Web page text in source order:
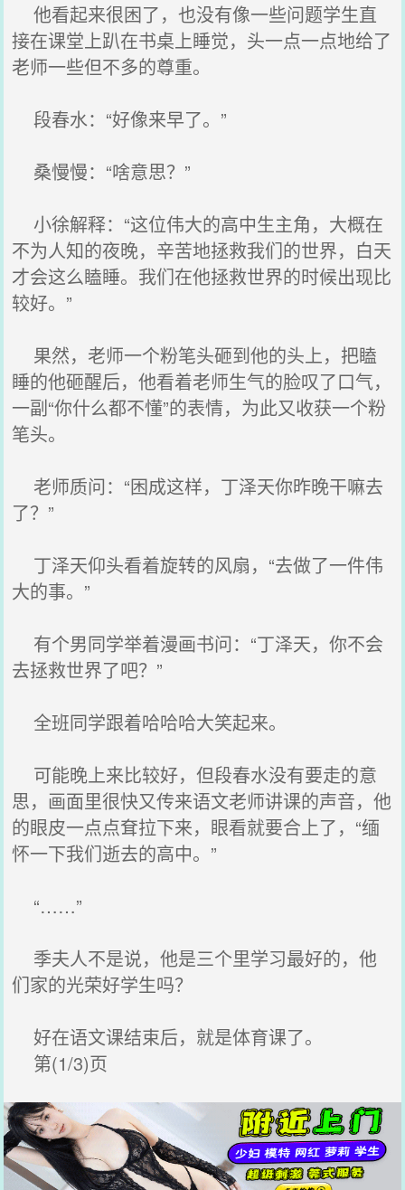
他看起来很困了，也没有像一些问题学生直
接在课堂上趴在书桌上睡觉，头一点一点地给了
老师一些但不多的尊重。
段春水：“好像来早了。”
桑慢慢：“啥意思？”
小徐解释：“这位伟大的高中生主角，大概在
不为人知的夜晚，辛苦地拯救我们的世界，白天
才会这么瞌睡。我们在他拯救世界的时候出现比
较好。”
果然，老师一个粉笔头砸到他的头上，把瞌
睡的他砸醒后，他看着老师生气的脸叹了口气，
一副“你什么都不懂”的表情，为此又收获一个粉
笔头。
老师质问：“困成这样，丁泽天你昨晚干嘛去
了？”
丁泽天仰头看着旋转的风扇，“去做了一件伟
大的事。”
有个男同学举着漫画书问：“丁泽天，你不会
去拯救世界了吧？”
全班同学跟着哈哈哈大笑起来。
可能晚上来比较好，但段春水没有要走的意
思，画面里很快又传来语文老师讲课的声音，他
的眼皮一点点耷拉下来，眼看就要合上了，“缅
怀一下我们逝去的高中。”
“……”
季夫人不是说，他是三个里学习最好的，他
们家的光荣好学生吗？
好在语文课结束后，就是体育课了。
第(1/3)页